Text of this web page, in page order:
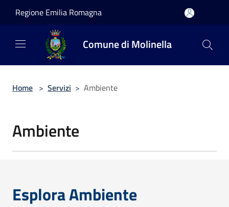
Regione Emilia Romagna
Comune di Molinella
Home > Servizi > Ambiente
Ambiente
Esplora Ambiente